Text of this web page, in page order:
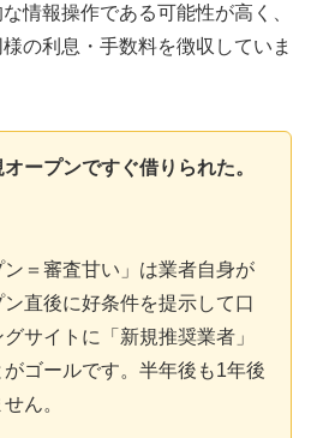
情報操作である可能性が高く、
の利息・手数料を徴収していま
ープンですぐ借りられた。
ン＝審査甘い」は業者自身が
直後に好条件を提示して口
サイトに「新規推奨業者」
ゴールです。半年後も1年後
ん。